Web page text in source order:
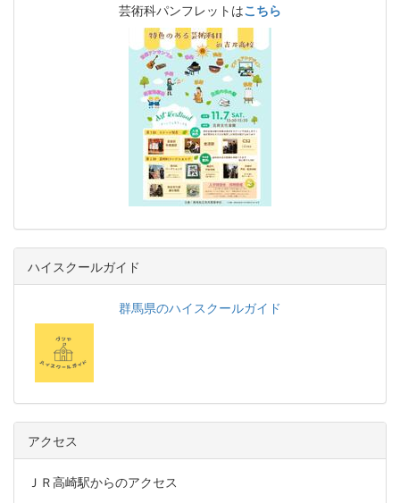
芸術科パンフレットはこちら
ハイスクールガイド
群馬県のハイスクールガイド
アクセス
ＪＲ高崎駅からのアクセス